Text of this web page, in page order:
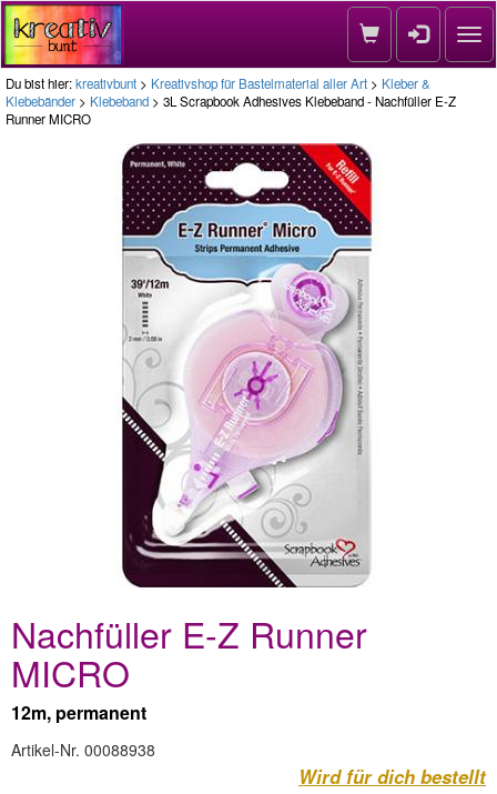
Du bist hier:kreativbunt > Kreativshop für Bastelmaterial aller Art > Kleber &
Klebebänder > Klebeband > 3L Scrapbook Adhesives Klebeband - Nachfüller E-Z
Runner MICRO
Nachfüller E-Z Runner
MICRO
12m, permanent
Artikel-Nr. 00088938
Wird für dich bestellt